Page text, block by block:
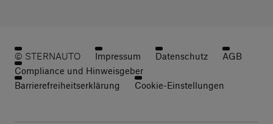
© STERNAUTO Impressum Datenschutz
AGB
Compliance und Hinweisgeber
Barrierefreiheitserklärung
Cookie-Einstellungen